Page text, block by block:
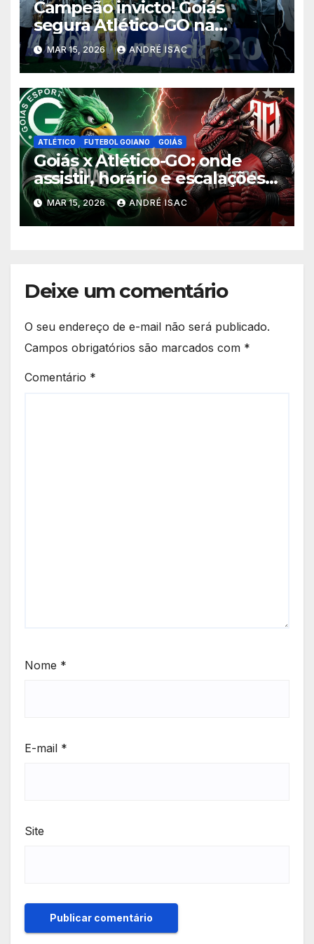
Campeão invicto! Goiás
segura Atlético-GO na
Serrinha e levanta o título do
Goianão 2026
MAR 15, 2026 ANDRÉ ISAC
ATLÉTICO FUTEBOL GOIANO GOIÁS
Goiás x Atlético-GO: onde
assistir, horário e escalações
da final do Goianão 2026
MAR 15, 2026 ANDRÉ ISAC
Deixe um comentário
O seu endereço de e-mail não será publicado.
Campos obrigatórios são marcados com *
Comentário *
Nome *
E-mail *
Site